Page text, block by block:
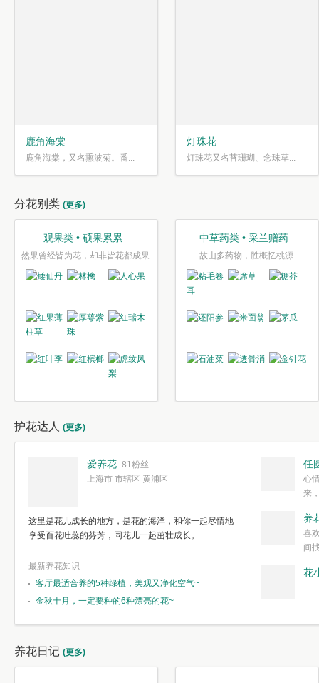
鹿角海棠
鹿角海棠，又名熏波菊。番...
灯珠花
灯珠花又名苔珊瑚、念珠草...
分花别类 (更多)
观果类 • 硕果累累
然果曾经皆为花，却非皆花都成果
中草药类 • 采兰赠药
故山多药物，胜概忆桃源
护花达人 (更多)
爱养花 81粉丝
上海市 市辖区 黄浦区
这里是花儿成长的地方，是花的海洋，和你一起尽情地
享受百花吐蕊的芬芳，同花儿一起茁壮成长。
最新养花知识
客厅最适合养的5种绿植，美观又净化空气~
金秋十月，一定要种的6种漂亮的花~
任
心
来
简单愉快的心
我们自己复杂
养
喜
间
花
养花日记 (更多)